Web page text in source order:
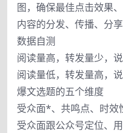
图，确保最佳点击效果
内容的分发、传播、分享
数据自测
阅读量高，转发量少，
阅读量低，转发量高，
爆文选题的五个维度
受众面*、共鸣点、时效
受众面跟公众号定位、